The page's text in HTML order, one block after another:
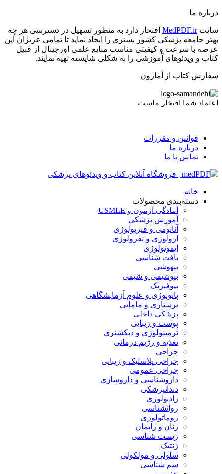
درباره ما
سایتMedPDF.ir افتخار دارد به منظور تسهیل در دسترسی هر چه
بهتر جامعه پزشکی کشور بستری را ایجاد نماید تا تمامی عزیزان این
عرصه با سرعت و کیفیتی مناسب منایع علمی اورجینال از قبیل
کتاب و ویدئوهای آموزشی را به شکلی شایسته تهیه نمایند.
سفارش کتاب از آمازون
اعتماد شما افتخار ماست
قوانین و مقررات
درباره ما
تماس با ما
خانه
دسته‌بندی محصولات
آمادگی آزمون و USMLE
آموزش پزشکی
آناتومی و فیزیولوژی
ارولوژی و نفرولوژی
ایمونولوژی
بافت شناسی
بیهوشی
بیوشیمی و شیمی
بیوفیزیک
پاتولوژی و علوم آزمایشگاهی
پرستاری و مامایی
پزشکی داخلی
پوست و زیبایی
ترمینولوژی و دیکشنری
تغذیه و رژیم درمانی
جراحی
جراحی پلاستیک و زیبایی
جراحی عمومی
داروشناسی و داروسازی
دندانپزشکی
رادیولوژی
روانشناسی
روماتولوژی
زنان و زایمان
زیست شناسی
ژنتیک
سلولی و مولکولی
سم شناسی